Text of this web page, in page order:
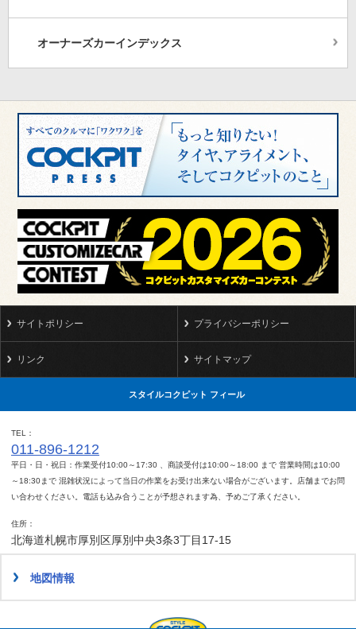
オーナーズカーインデックス
サイトポリシー プライバシーポリシー
リンク サイトマップ
スタイルコクピット フィール
TEL
011-896-1212
平日・日・祝日：作業受付10:00～17:30 、商談受付は10:00～18:00 まで 営業時間は10:00
～18:30まで 混雑状況によって当日の作業をお受け出来ない場合がございます。店舗までお問
い合わせください。電話も込み合うことが予想されます為、予めご了承ください。
住所
北海道札幌市厚別区厚別中央3条3丁目17-15
地図情報